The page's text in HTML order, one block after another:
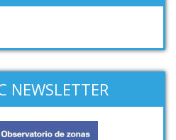
NEWSLETTER